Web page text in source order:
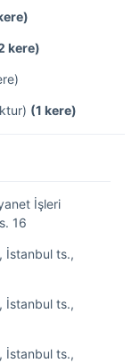
kere)
(1 kere)
İşleri
16
İstanbul ts.,
İstanbul ts.,
İstanbul ts.,